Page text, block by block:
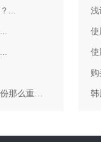
...
服务器你不得不知道的知识：为何冗余备份那么重要？...
浅
使
使
韩